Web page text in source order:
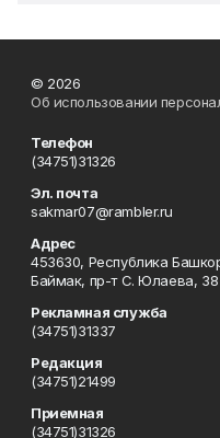
© 2026
Об использовании
Телефон
(34751)31326
Эл. почта
sakmar07@rambler.ru
Адрес
453630, Республика
Баймак, пр-т С. Юлаева, 38
Рекламная служба
(34751)31337
Редакция
(34751)21499
Приемная
(34751)31326